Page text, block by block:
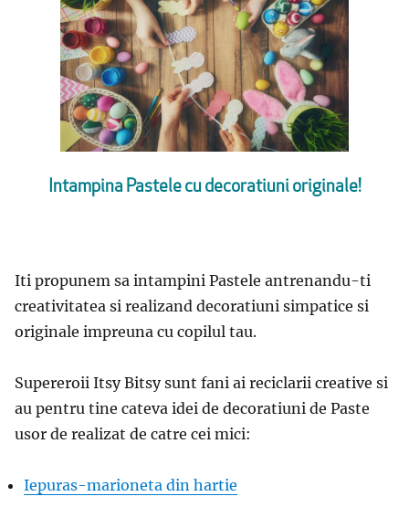
Intampina Pastele cu decoratiuni originale!
Iti propunem sa intampini Pastele antrenandu-ti
creativitatea si realizand decoratiuni simpatice si
originale impreuna cu copilul tau.
Supereroii Itsy Bitsy sunt fani ai reciclarii creative si
au pentru tine cateva idei de decoratiuni de Paste
usor de realizat de catre cei mici:
Iepuras-marioneta din hartie